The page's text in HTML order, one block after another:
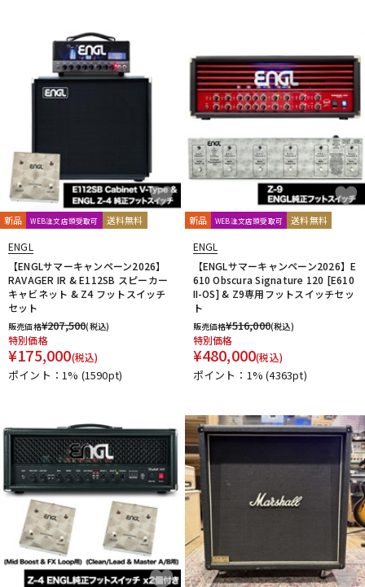
新品 WEB注文店頭受取可 送料無料
ENGL
【ENGLサマーキャンペーン2026】
RAVAGER IR & E112SB スピーカー
キャビネット & Z4 フットスイッチ
セット
販売価格¥207,500(税込)
特別価格
¥175,000(税込)
ポイント：1% (1590pt)
新品 WEB注文店頭受取可 送料無料
ENGL
【ENGLサマーキャンペーン2026】E
610 Obscura Signature 120 [E610
II-OS] & Z9専用フットスイッチセッ
ト
販売価格¥516,000(税込)
特別価格
¥480,000(税込)
ポイント：1%(4363pt)